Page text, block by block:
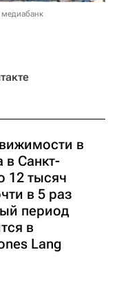
медиабанк
в
в Санкт-
12 тысяч
в 5 раз
период
в
Lang